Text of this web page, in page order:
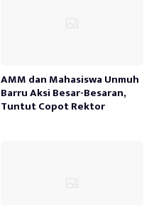
AMM dan Mahasiswa Unmuh
Barru Aksi Besar-Besaran,
Tuntut Copot Rektor